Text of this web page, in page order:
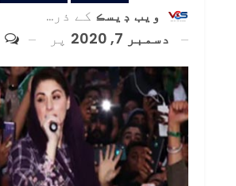
ويب ڊيسڪ کے ذریعہ
دسمبر 7, 2020
پر